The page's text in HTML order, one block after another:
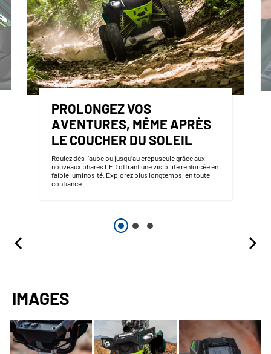
PROLONGEZ VOS
AVENTURES, MÊME APRÈS
LE COUCHER DU SOLEIL
Roulez dès l’aube ou jusqu’au crépuscule grâce aux
nouveaux phares LED offrant une visibilité renforcée en
faible luminosité. Explorez plus longtemps, en toute
confiance.
IMAGES